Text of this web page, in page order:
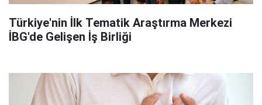
Türkiye'nin İlk Tematik Araştırma Merkezi
İBG'de Gelişen İş Birliği